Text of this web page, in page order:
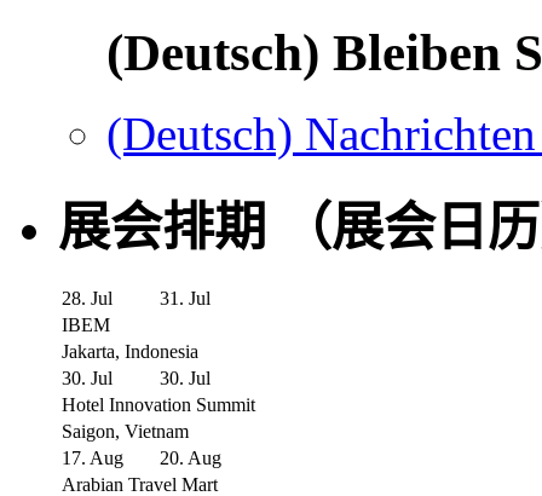
(Deutsch) Bleiben
(Deutsch)
展会排期 （展会日
28. Jul
31. Jul
IBEM
Jakarta, Indonesia
30. Jul
30. Jul
Hotel Innovation Summit
Saigon, Vietnam
17. Aug
20. Aug
Arabian Travel Mart